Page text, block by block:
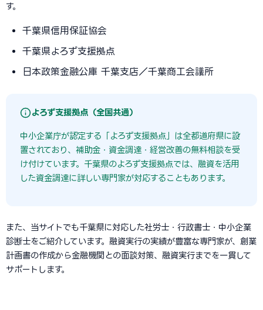
す。
千葉県信用保証協会
千葉県よろず支援拠点
日本政策金融公庫 千葉支店／千葉商工会議所
よろず支援拠点（全国共通）
中小企業庁が認定する「よろず支援拠点」は全都道府県に設
置されており、補助金・資金調達・経営改善の無料相談を受
け付けています。千葉県のよろず支援拠点では、融資を活用
した資金調達に詳しい専門家が対応することもあります。
また、当サイトでも千葉県に対応した社労士・行政書士・中小企業
診断士をご紹介しています。融資実行の実績が豊富な専門家が、創業
計画書の作成から金融機関との面談対策、融資実行までを一貫して
サポートします。